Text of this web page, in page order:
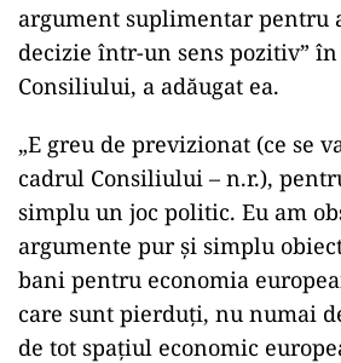
argument suplimentar pentru
decizie într-un sens pozitiv”
Consiliului, a adăugat ea.
„E greu de previzionat (ce se
cadrul Consiliului – n.r.),
simplu un joc politic. Eu am
argumente pur şi simplu
bani pentru economia
care sunt pierduţi, nu numai
de tot spaţiul economic